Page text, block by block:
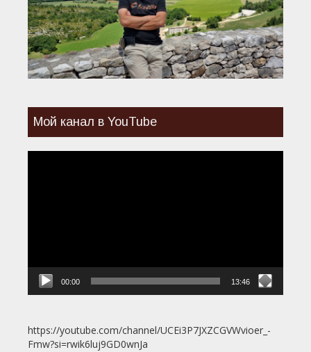
Мой канал в YouTube
00:00 13:46
https://youtube.com/channel/UCEi3P7JXZCGVWvioer_-
Fmw?si=rwik6luj9GD0wnJa